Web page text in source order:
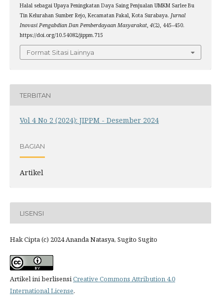
Halal sebagai Upaya Peningkatan Daya Saing Penjualan UMKM Sarlee Bu
Tin Kelurahan Sumber Rejo, Kecamatan Pakal, Kota Surabaya. Jurnal
Inovasi Pengabdian Dan Pemberdayaan Masyarakat, 4(2), 445–450.
https://doi.org/10.54082/jippm.715
Format Sitasi Lainnya
TERBITAN
Vol 4 No 2 (2024): JIPPM - Desember 2024
BAGIAN
Artikel
LISENSI
Hak Cipta (c) 2024 Ananda Natasya, Sugito Sugito
Artikel ini berlisensiCreative Commons Attribution 4.0
International License.